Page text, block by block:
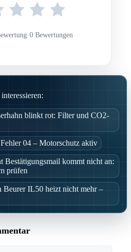
·0 Bewertungen
blinkt rot: Filter und CO2-
04 – Motorschutz aktiv
Bestätigungsmail kommt nicht an:
prüfen
Beurer IL50 heizt nicht mehr –